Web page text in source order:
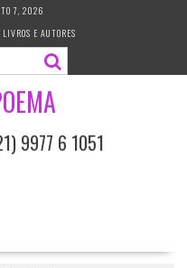
7, 2026
LIVROS E AUTORES
9977 6 1051